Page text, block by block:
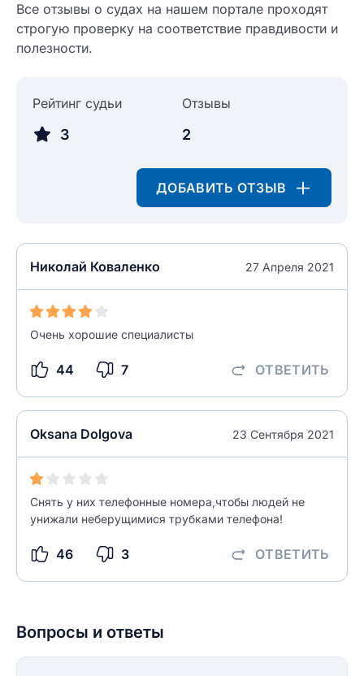
Все отзывы о судах на нашем портале проходят
строгую проверку на соответствие правдивости и
полезности.
Рейтинг судьи
3
Отзывы
2
ДОБАВИТЬ ОТЗЫВ
Николай Коваленко 27 Апреля 2021
Очень хорошие специалисты
44 7 ОТВЕТИТЬ
Oksana Dolgova 23 Сентября 2021
Снять у них телефонные номера,чтобы людей не
унижали неберущимися трубками телефона!
46 3 ОТВЕТИТЬ
Вопросы и ответы